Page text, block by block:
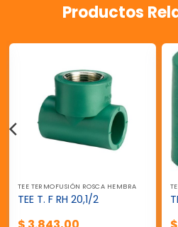
Productos
TEE TERMOFUSIÓN ROSCA HEMBRA
TEE T. F RH 20,1/2